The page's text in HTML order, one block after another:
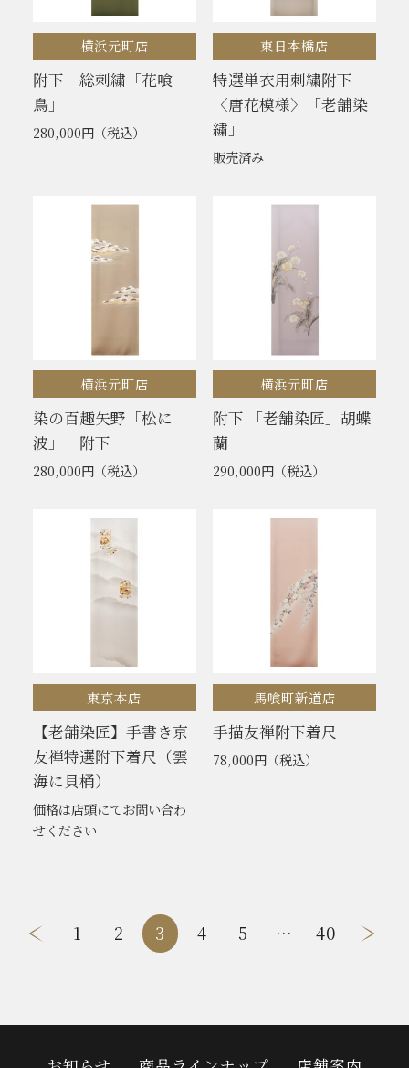
横浜元町店
附下 総刺繍「花喰
鳥」
280,000円（税込）
東日本橋店
特選単衣用刺繍附下
〈唐花模様〉「老舗染
繍」
販売済み
横浜元町店
染の百趣矢野「松に
波」 附下
280,000円（税込）
横浜元町店
附下 「老舗染匠」胡蝶
蘭
290,000円（税込）
東京本店
【老舗染匠】手書き京
友禅特選附下着尺（雲
海に貝桶）
価格は店頭にてお問い合わ
せください
馬喰町新道店
手描友禅附下着尺
78,000円（税込）
投
ゲ
1 2 3 4 5 … 40